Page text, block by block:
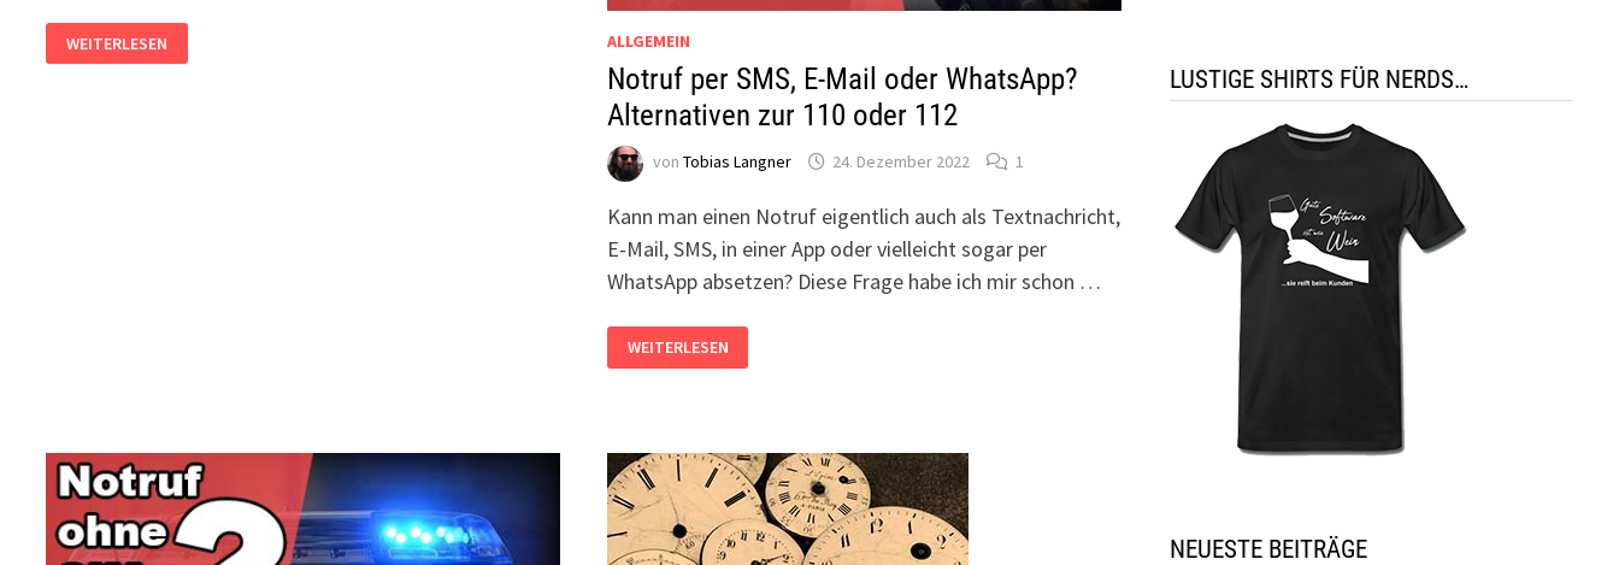
AUF
DEM
WEITERLESEN ALLGEMEIN
Notruf per SMS, E-Mail oder WhatsApp?
Alternativen zur 110 oder 112
von Tobias Langner 24. Dezember 2022 1
Kann man einen Notruf eigentlich auch als Textnachricht,
E-Mail, SMS, in einer App oder vielleicht sogar per
WhatsApp absetzen? Diese Frage habe ich mir schon …
NOTRUF
PER
SMS,
ALTERNATIVEN
ZUR
110
ODER
112
WEITERLESEN
LUSTIGE SHIRTS FÜR NERDS…
NEUESTE BEITRÄGE